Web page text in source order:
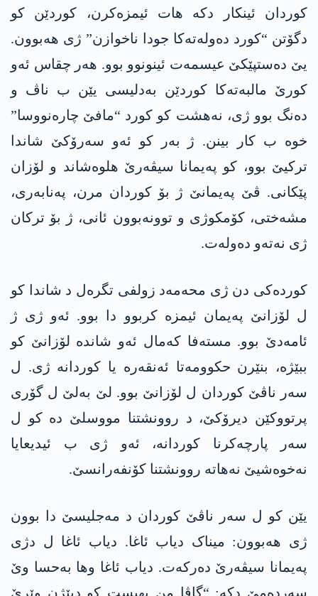
کوردان ئینکار دکە ھات ئیمزەکرن، کوردێن کو
دگۆتن “کورد دەولەتەکا جودا ناخوازن” ژی ھەبوون.
یێ دەستپێکێ عیسمەت ئینونوو بوو. ھەر چقاس ئەو
کورێ مالبەتەکا کوردێن بەدلیسی یێن ب ناڤ و
دەنگ بوو ژی، نەھشت کو کورد “مافێ چارەنووسا”
خوە ب کار بینن. ژ بەر کو ئەو سەرۆکێ شاندا
ترکیێ بوو، کو پەیمانا سیڤەرێ ھلوەشاند و لۆزان
پێکانی. ڤێ پەیمانێ ژ بۆ کوردان مرن، پەنابەری،
مشەختی، کۆمکوژی و توونەبوون ئانی، ژ بۆ ترکان
ژی نەتەو دەولەت.
کوردەکی دن ژی محەمەد زولفی تگرەل د شاندا کو
ل لۆزانێ پەیمان ئیمزە کربوو دا بوو. ئەو ژی ژ
ئامەدێ بوو. مستەفا کەمال ئەو شاندە لۆزانێ کو
ببێژە، بنێرن حکوومەتا ئەنقەرە یا کوردانە ژی. ل
سەر ناڤێ کوردان ل لۆزانێ بوو. لێ بەلێ ل گۆری
پرتووکێن دیرۆکێ، د روونشتنا مووسلێ دە کو ل
سەر پارچەکرنا کوردانە، ئەو ژی ب ئیدیعایا
نەخوەشیێ نەھاتە روونشتنا کۆنفەرانسێ.
یێن کو ل سەر ناڤێ کوردان د مەجلیسێ دا بوون
ژی ھەبوون: میناک دیاب ئاغا. دیاب ئاغا ل دژی
پەیمانا سیڤەرێ دەرکەت. دیاب ئاغا وھا بەحسا وێ
سەردەمێ دکە: “گاڤا من بھیست کو دبێژن وێرێ